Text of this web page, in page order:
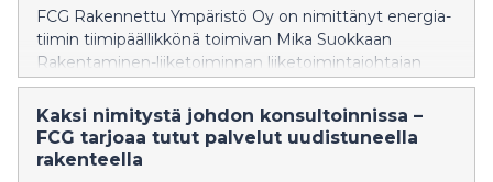
FCG Rakennettu Ympäristö Oy on nimittänyt energia-
tiimin tiimipäällikkönä toimivan Mika Suokkaan
Rakentaminen-liiketoiminnan liiketoimintajohtajan
Eveliina Kavanderin varahenkilöksi.
Kaksi nimitystä johdon konsultoinnissa –
FCG tarjoaa tutut palvelut uudistuneella
rakenteella